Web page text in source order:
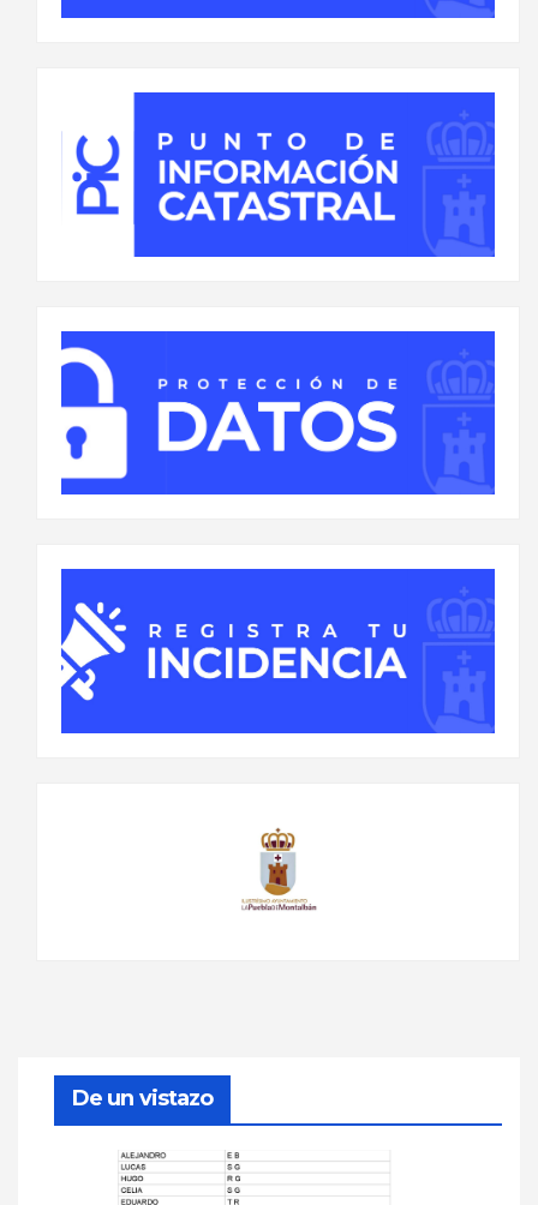
De un vistazo